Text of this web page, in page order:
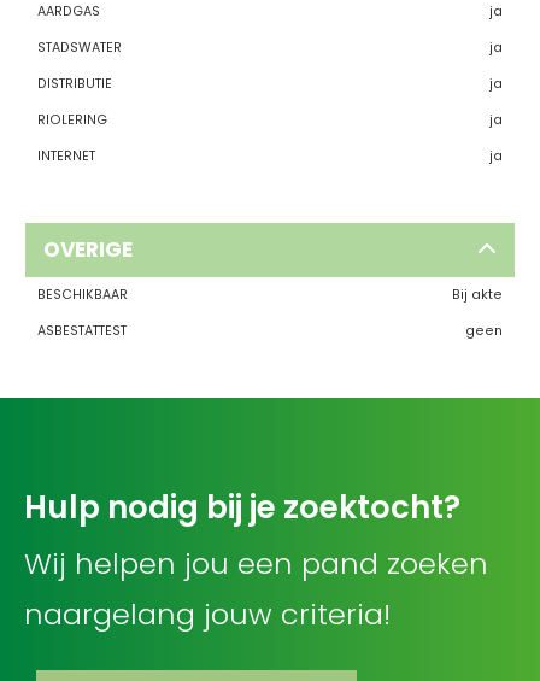
AARDGAS
ja
STADSWATER
ja
DISTRIBUTIE
ja
RIOLERING
ja
INTERNET
ja
OVERIGE
BESCHIKBAAR
Bij akte
ASBESTATTEST
geen
Hulp nodig bij je zoektocht?
Wij helpen jou een pand zoeken
naargelang jouw criteria!